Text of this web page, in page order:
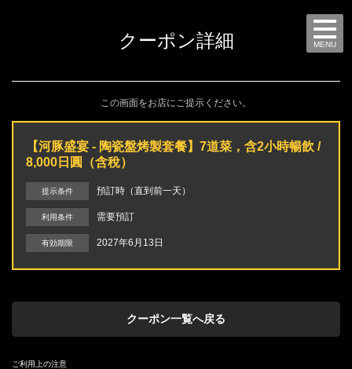
MENU
クーポン詳細
この画面をお店にご提示ください。
【河豚盛宴 - 陶瓷盤烤製套餐】7道菜，含2小時暢飲 /
8,000日圓（含稅）
提示条件 預訂時（直到前一天）
利用条件 需要預訂
有効期限 2027年6月13日
クーポン一覧へ戻る
ご利用上の注意